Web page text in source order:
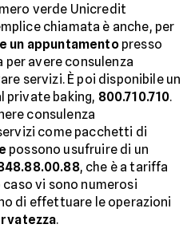
verde Unicredit
chiamata è anche, per
un appuntamentopresso
avere consulenza
servizi. È poi disponibile un
private baking, 800.710.710.
consulenza
come pacchetti di
possono usufruire di un
, che è a tariffa
vi sono numerosi
di effettuare le operazioni
.